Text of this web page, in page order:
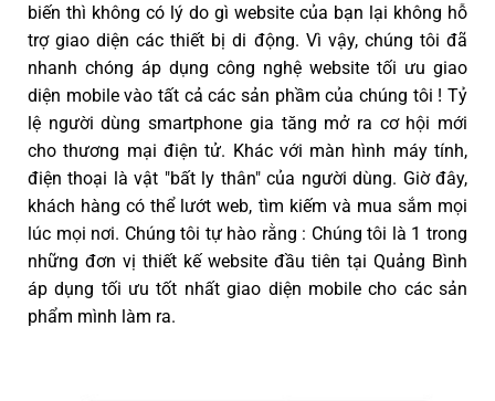
biến thì không có lý do gì website của bạn lại không hỗ
trợ giao diện các thiết bị di động. Vì vậy, chúng tôi đã
nhanh chóng áp dụng công nghệ website tối ưu giao
diện mobile vào tất cả các sản phầm của chúng tôi ! Tỷ
lệ người dùng smartphone gia tăng mở ra cơ hội mới
cho thương mại điện tử. Khác với màn hình máy tính,
điện thoại là vật "bất ly thân" của người dùng. Giờ đây,
khách hàng có thể lướt web, tìm kiếm và mua sắm mọi
lúc mọi nơi. Chúng tôi tự hào rằng : Chúng tôi là 1 trong
những đơn vị thiết kế website đầu tiên tại Quảng Bình
áp dụng tối ưu tốt nhất giao diện mobile cho các sản
phẩm mình làm ra.